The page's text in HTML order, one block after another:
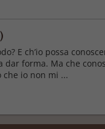
E ch’io possa
forma. Ma che
io non mi ...